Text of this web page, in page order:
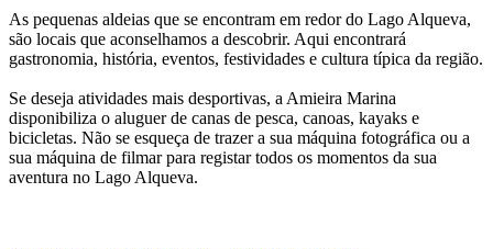
As pequenas aldeias que se encontram em redor do Lago Alqueva,
são locais que aconselhamos a descobrir. Aqui encontrará
gastronomia, história, eventos, festividades e cultura típica da região.
Se deseja atividades mais desportivas, a Amieira Marina
disponibiliza o aluguer de canas de pesca, canoas, kayaks e
bicicletas. Não se esqueça de trazer a sua máquina fotográfica ou a
sua máquina de filmar para registar todos os momentos da sua
aventura no Lago Alqueva.